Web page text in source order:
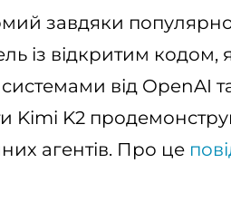
завдяки
із відкритим кодом,
від OpenAI
Kimi K2
агентів. Про це